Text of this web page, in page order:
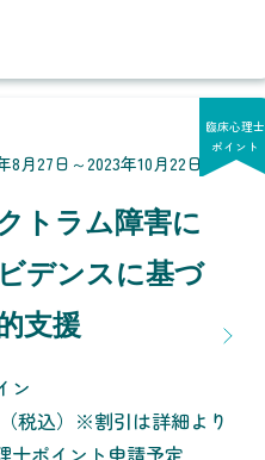
臨床心理士
ポイント
8月27日～2023年10月22日
トラム障害に
デンスに基づ
支援
ン
税込）※割引は詳細より
士ポイント申請予定